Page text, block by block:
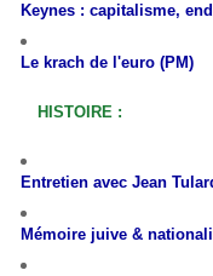
Keynes : capitalisme,
Le krach de l'euro (PM)
HISTOIRE :
Entretien avec Jean
Mémoire juive &